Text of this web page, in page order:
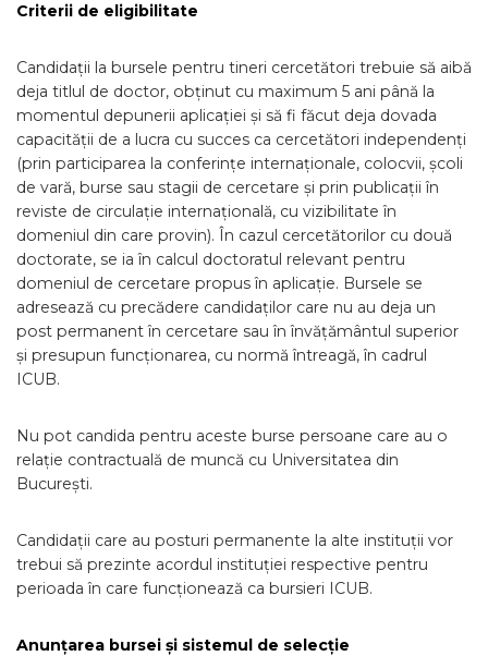
Criterii de eligibilitate
Candidații la bursele pentru tineri cercetători trebuie să aibă
deja titlul de doctor, obținut cu maximum 5 ani până la
momentul depunerii aplicației și să fi făcut deja dovada
capacității de a lucra cu succes ca cercetători independenți
(prin participarea la conferințe internaționale, colocvii, școli
de vară, burse sau stagii de cercetare și prin publicații în
reviste de circulație internațională, cu vizibilitate în
domeniul din care provin). În cazul cercetătorilor cu două
doctorate, se ia în calcul doctoratul relevant pentru
domeniul de cercetare propus în aplicație. Bursele se
adresează cu precădere candidaților care nu au deja un
post permanent în cercetare sau în învățământul superior
și presupun funcționarea, cu normă întreagă, în cadrul
ICUB.
Nu pot candida pentru aceste burse persoane care au o
relație contractuală de muncă cu Universitatea din
București.
Candidații care au posturi permanente la alte instituții vor
trebui să prezinte acordul instituției respective pentru
perioada în care funcționează ca bursieri ICUB.
Anunțarea bursei și sistemul de selecție